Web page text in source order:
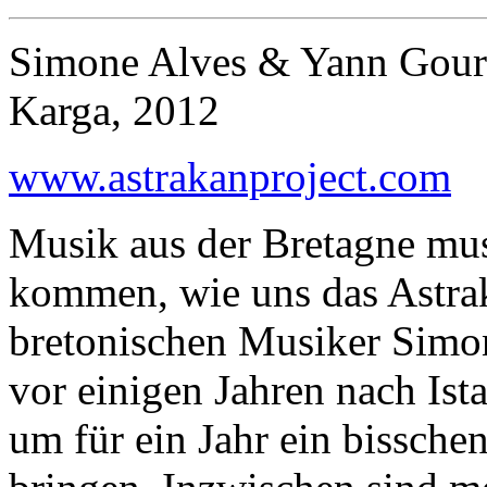
Simone Alves & Yann
Karga, 2012
www.astrakanproject.com
Musik aus der Bretagne
kommen, wie uns das
bretonischen Musiker
vor einigen Jahren nach
um für ein Jahr ein